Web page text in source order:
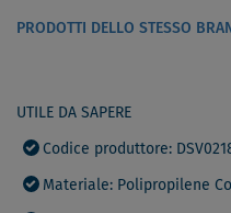
PRODOTTI DELLO STESSO
UTILE DA SAPERE
Codice produttore:
Materiale: Polipropilene